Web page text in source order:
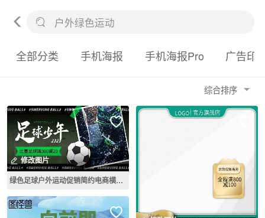
全部分类 手机海报 手机海报Pro 广告印
综合排序
修改图片
绿色足球户外运动促销简约电商横版海报